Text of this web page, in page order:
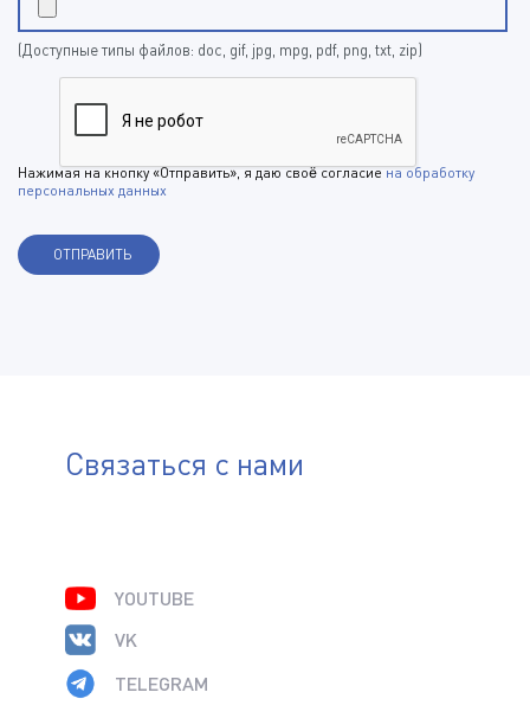
(Доступные типы файлов: doc, gif, jpg, mpg, pdf, png, txt, zip)
Нажимая на кнопку «Отправить», я даю своё согласиена обработку
персональных данных
Связаться с нами
YOUTUBE
VK
TELEGRAM